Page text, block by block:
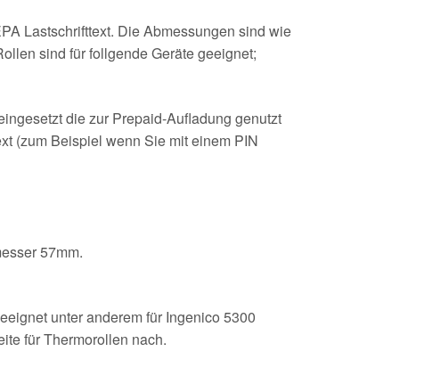
Lastschrifttext. Die Abmessungen sind wie
sind für follgende Geräte geeignet;
die zur Prepaid-Aufladung genutzt
(zum Beispiel wenn Sie mit einem PIN
57mm.
unter anderem für Ingenico 5300
für Thermorollen nach.